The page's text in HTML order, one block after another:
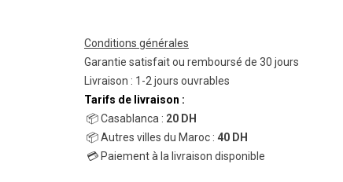
Conditions générales
Garantie satisfait ou remboursé de 30 jours
Livraison : 1-2 jours ouvrables
Tarifs de livraison :
📦 Casablanca : 20 DH
📦 Autres villes du Maroc : 40 DH
💳 Paiement à la livraison disponible